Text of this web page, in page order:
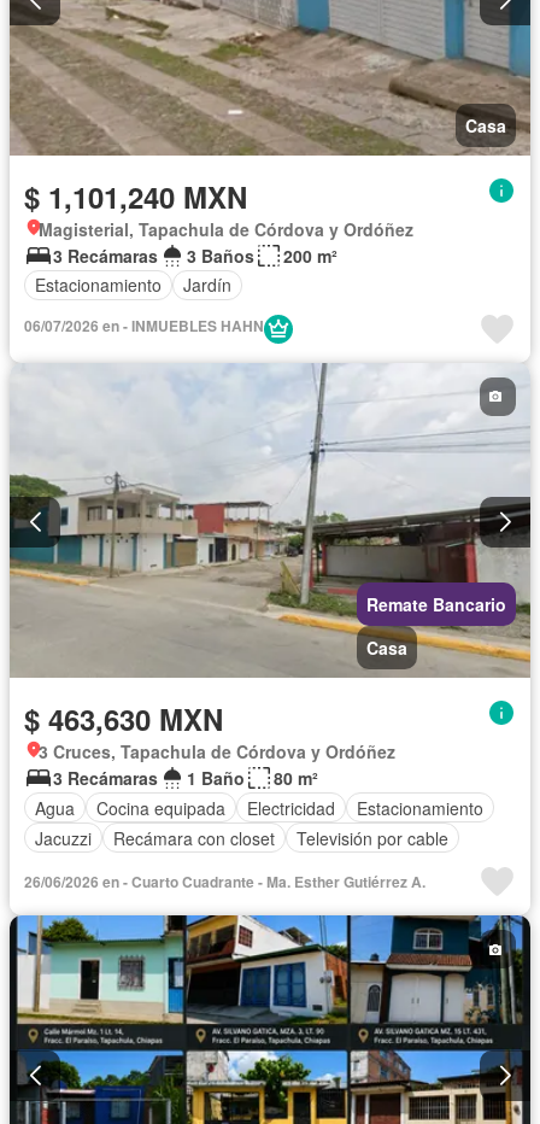
Casa
$ 1,101,240 MXN
Magisterial, Tapachula de Córdova y Ordóñez
3 Recámaras
3 Baños
200 m²
Estacionamiento
Jardín
06/07/2026 en - INMUEBLES HAHN
Remate Bancario
Casa
$ 463,630 MXN
3 Cruces, Tapachula de Córdova y Ordóñez
3 Recámaras
1 Baño
80 m²
Agua
Cocina equipada Electricidad
Estacionamiento
Jacuzzi
Recámara con closet Televisión por cable
26/06/2026 en - Cuarto Cuadrante - Ma. Esther Gutiérrez A.